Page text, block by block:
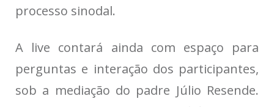
processo sinodal.
A live contará ainda com espaço para
perguntas e interação dos participantes,
sob a mediação do padre Júlio Resende.